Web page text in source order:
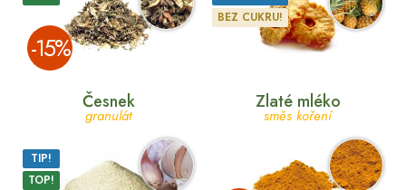
­-15%
BEZ CUKRU!
Česnek
granulát
TIP!
TOP!
Zlaté mléko
směs koření